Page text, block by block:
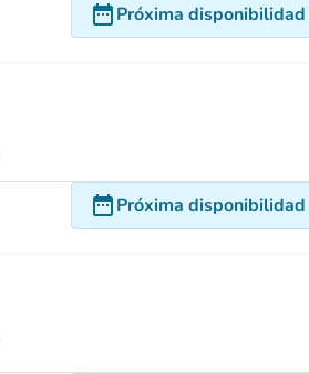
date_rangePróxima disponibilidad
date_rangePróxima disponibilidad